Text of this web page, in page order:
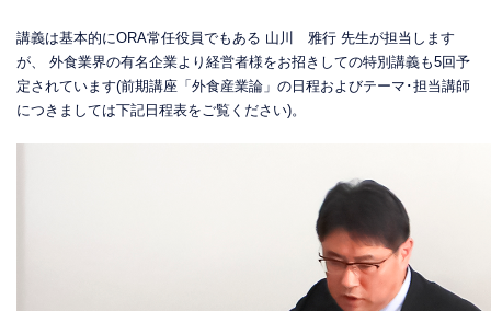
講義は基本的にORA常任役員でもある 山川 雅行 先生が担当します
が、 外食業界の有名企業より経営者様をお招きしての特別講義も5回予
定されています(前期講座「外食産業論」の日程およびテーマ･担当講師
につきましては下記日程表をご覧ください)。